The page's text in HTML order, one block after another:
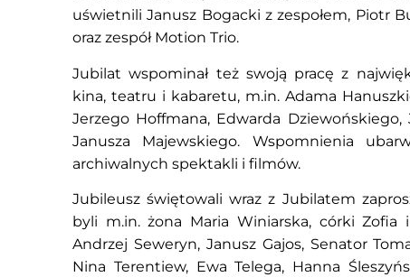
uświetnili Janusz Bogacki z zespołem, Piotr
oraz zespół Motion Trio.
Jubilat wspominał też swoją pracę z
kina, teatru i kabaretu, m.in. Adama
Jerzego Hoffmana, Edwarda
Janusza Majewskiego. Wspomnienia
archiwalnych spektakli i filmów.
Jubileusz świętowali wraz z Jubilatem
byli m.in. żona Maria Winiarska, córki Zofia
Andrzej Seweryn, Janusz Gajos, Senator
Nina Terentiew, Ewa Telega, Hanna